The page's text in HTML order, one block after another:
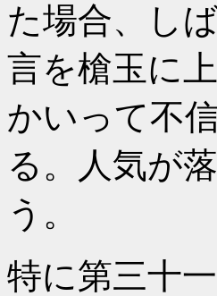
た場合、し
言を槍玉に
かいって不
る。人気が
う。
特に第三十